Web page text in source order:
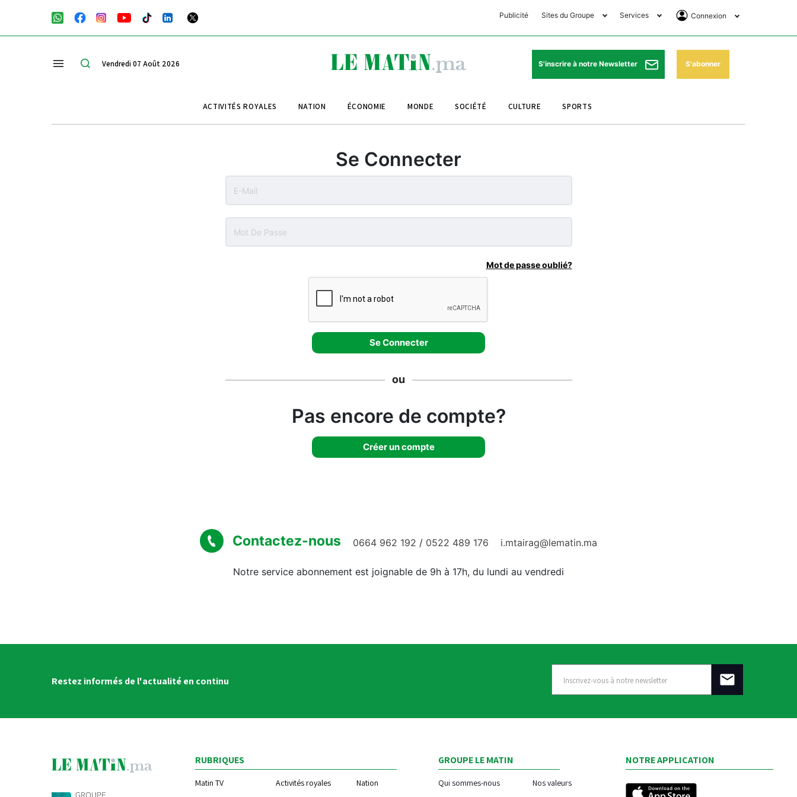
Publicité Sites du Groupe
Club Avantages
Le Matin Sports
Le Matin Store
Services
Horaires de prières
Pharmacies de garde
Programme TV
Connexion
Se Connecter
Abonnement
Vendredi 07 Août 2026 S'inscrire à notre Newsletter S'abonner
ACTIVITÉS ROYALES NATION ÉCONOMIE MONDE SOCIÉTÉ CULTURE SPORTS
Se Connecter
Mot de passe oublié?
ou
Pas encore de compte?
Créer un compte
Contactez-nous 0664 962 192 / 0522 489 176 i.mtairag@lematin.ma
Notre service abonnement est joignable de 9h à 17h, du lundi au vendredi
Restez informés de l'actualité en continu
RUBRIQUES
Matin TV Activités royales
Nation
GROUPE LE MATIN
Qui sommes-nous Nos valeurs
NOTRE APPLICATION